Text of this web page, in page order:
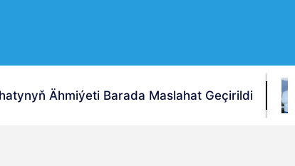
Ähmiýeti Barada Maslahat Geçirildi